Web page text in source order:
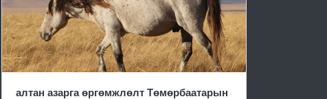
алтан азарга өргөмжлөлт Төмөрбаатарын